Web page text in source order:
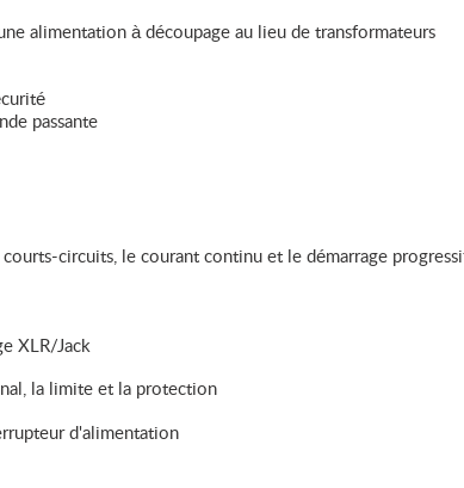
alimentation à découpage au lieu de transformateurs
passante
circuits, le courant continu et le démarrage
XLR/Jack
la limite et la protection
d'alimentation